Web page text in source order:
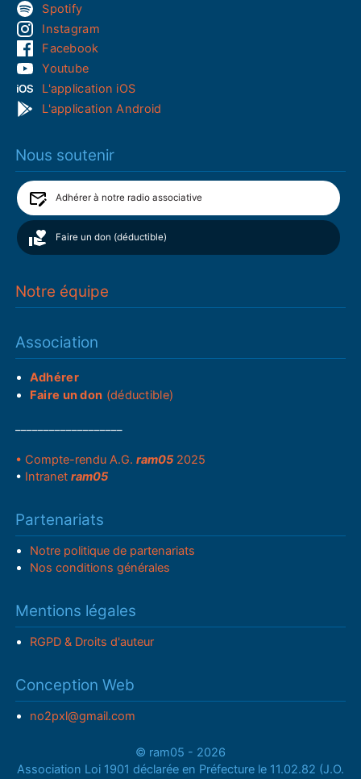
Spotify
Instagram
Facebook
Youtube
L'application iOS
L'application Android
Nous soutenir
Adhérer à notre radio associative
Faire un don (déductible)
Notre équipe
Association
Adhérer
Faire un don (déductible)
• Compte-rendu A.G.ram05 2025
• Intranetram05
Partenariats
Notre politique de partenariats
Nos conditions générales
Mentions légales
RGPD & Droits d'auteur
Conception Web
no2pxl@gmail.com
© ram05 - 2026
Association Loi 1901 déclarée en Préfecture le 11.02.82 (J.O.